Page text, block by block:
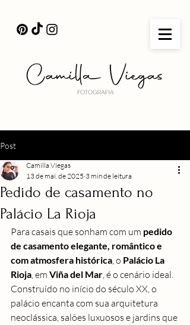
Post
Pedido de casamento no
Palácio La Rioja
Camilla Viegas
13 de mai. de 2025 3 min de leitura
Para casais que sonham com um pedido
de casamento elegante, romântico e
com atmosfera histórica, o Palácio La
Rioja, em Viña del Mar, é o cenário ideal.
Construído no início do século XX, o
palácio encanta com sua arquitetura
neoclássica, salões luxuosos e jardins que